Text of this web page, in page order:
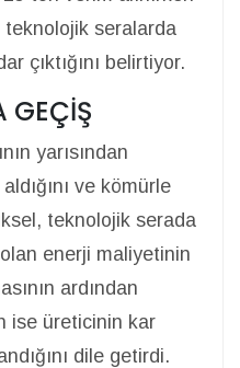
teknolojik seralarda
çıktığını belirtiyor.
GEÇİŞ
yarısından
ve kömürle
teknolojik serada
enerji maliyetinin
ardından
ise üreticinin kar
dile getirdi.